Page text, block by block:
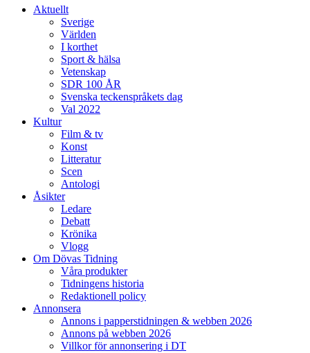
Aktuellt
Sverige
Världen
I korthet
Sport & hälsa
Vetenskap
SDR 100 ÅR
Svenska teckenspråkets dag
Val 2022
Kultur
Film & tv
Konst
Litteratur
Scen
Antologi
Åsikter
Ledare
Debatt
Krönika
Vlogg
Om Dövas Tidning
Våra produkter
Tidningens historia
Redaktionell policy
Annonsera
Annons i papperstidningen & webben 2026
Annons på webben 2026
Villkor för annonsering i DT